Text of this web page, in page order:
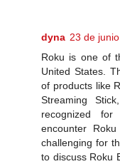
dyna 23 de
Roku is one of
United States.
of products like
Streaming
recognized
encounter
challenging for
to discuss Roku